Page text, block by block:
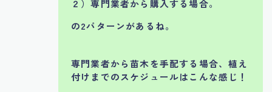
２）専門業者から購入する場合。
の2パターンがあるね。
専門業者から苗木を手配する場合、植え
付けまでのスケジュールはこんな感じ！